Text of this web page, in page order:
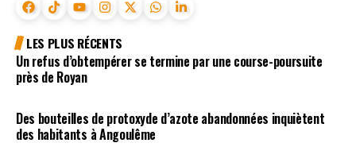
LES PLUS RÉCENTS
Un refus d’obtempérer se termine par une course-poursuite
près de Royan
Des bouteilles de protoxyde d’azote abandonnées inquiètent
des habitants à Angoulême